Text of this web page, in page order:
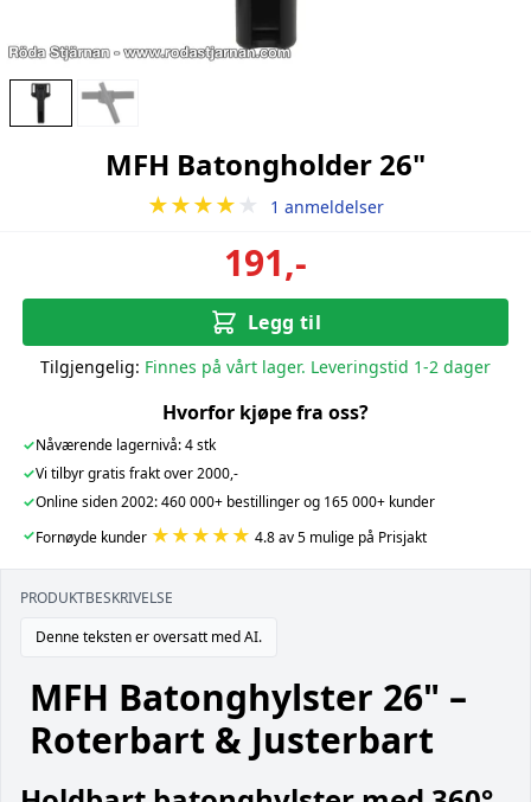
MFH Batongholder 26"
★★★★ ★ 1 anmeldelser
191,-
Legg til
Tilgjengelig: Finnes på vårt lager. Leveringstid 1-2 dager
Hvorfor kjøpe fra oss?
✓Nåværende lagernivå: 4 stk
✓Vi tilbyr gratis frakt over 2000,-
✓Online siden 2002: 460 000+ bestillinger og 165 000+ kunder
✓Fornøyde kunder ★★★★★ 4.8 av 5 mulige på Prisjakt
PRODUKTBESKRIVELSE
Denne teksten er oversatt med AI.
MFH Batonghylster 26" –
Roterbart & Justerbart